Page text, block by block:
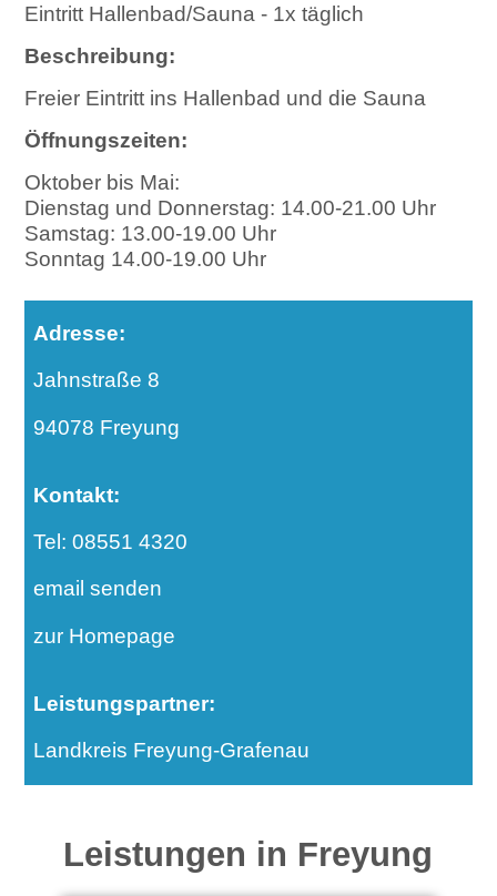
Eintritt Hallenbad/Sauna - 1x täglich
Beschreibung:
Freier Eintritt ins Hallenbad und die Sauna
Öffnungszeiten:
Oktober bis Mai:
Dienstag und Donnerstag: 14.00-21.00 Uhr
Samstag: 13.00-19.00 Uhr
Sonntag 14.00-19.00 Uhr
Adresse:
Jahnstraße 8
94078 Freyung
Kontakt:
Tel: 08551 4320
email senden
zur Homepage
Leistungspartner:
Landkreis Freyung-Grafenau
Leistungen in Freyung